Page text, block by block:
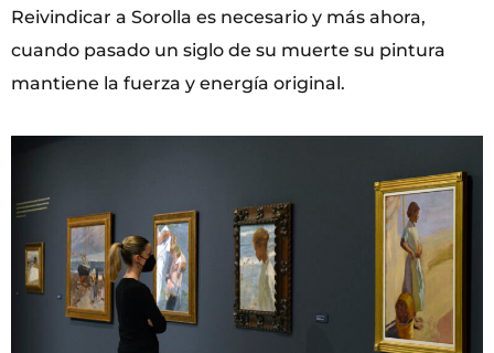
Reivindicar a Sorolla es necesario y más ahora,
cuando pasado un siglo de su muerte su pintura
mantiene la fuerza y energía original.